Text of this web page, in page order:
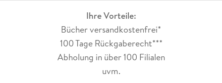
Ihre Vorteile:
Bücher versandkostenfrei*
100 Tage Rückgaberecht***
Abholung in über 100 Filialen
uvm.